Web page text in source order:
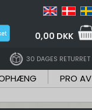
0,00 DKK
30 DAGES RETURRET
PRO AV